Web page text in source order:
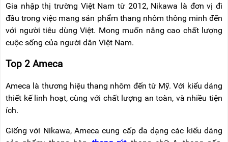
Gia nhập thị trường Việt Nam từ 2012, Nikawa là đơn vị đi
đầu trong việc mang sản phẩm thang nhôm thông minh đến
với người tiêu dùng Việt. Mong muốn nâng cao chất lượng
cuộc sống của người dân Việt Nam.
Top 2 Ameca
Ameca là thương hiệu thang nhôm đến từ Mỹ. Với kiểu dáng
thiết kế linh hoạt, cùng với chất lượng an toàn, và nhiều tiện
ích.
Giống với Nikawa, Ameca cung cấp đa dạng các kiểu dáng